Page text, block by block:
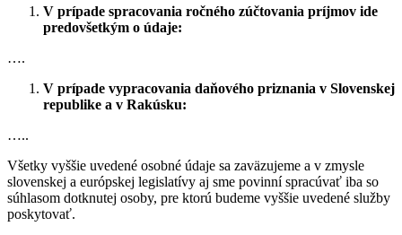
V prípade spracovania ročného zúčtovania príjmov ide
predovšetkým o údaje:
….
V prípade vypracovania daňového priznania v Slovenskej
republike a v Rakúsku:
…..
Všetky vyššie uvedené osobné údaje sa zaväzujeme a v zmysle
slovenskej a európskej legislatívy aj sme povinní spracúvať iba so
súhlasom dotknutej osoby, pre ktorú budeme vyššie uvedené služby
poskytovať.